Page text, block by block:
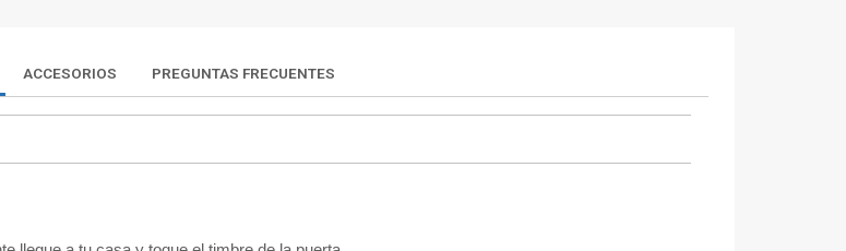
ACCESORIOS PREGUNTAS FRECUENTES